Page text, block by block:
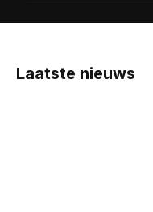
Laatste nieuws